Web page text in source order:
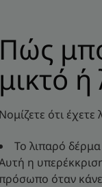
Πώς
μικτό
Νομίζετε ότι
Το λιπαρό
η
όταν